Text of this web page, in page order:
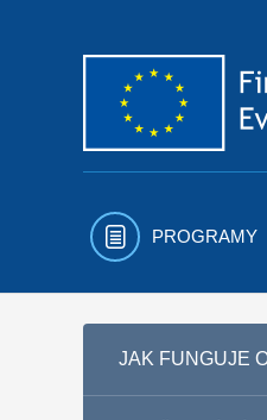
PROGRAMY
JAK FUNGUJE